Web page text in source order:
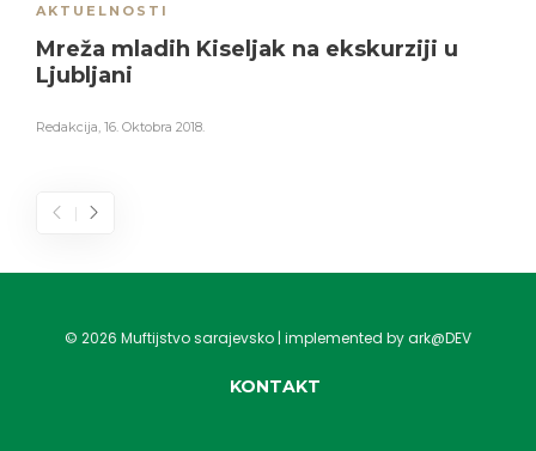
AKTUELNOSTI
Mreža mladih Kiseljak na ekskurziji u
Ljubljani
Redakcija 16. Oktobra 2018.
© 2026 Muftijstvo sarajevsko | implemented by ark@DEV
KONTAKT